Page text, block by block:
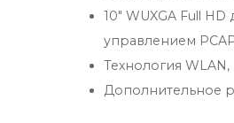
10" WUXGA Full
управлением
Технология
Дополнительное